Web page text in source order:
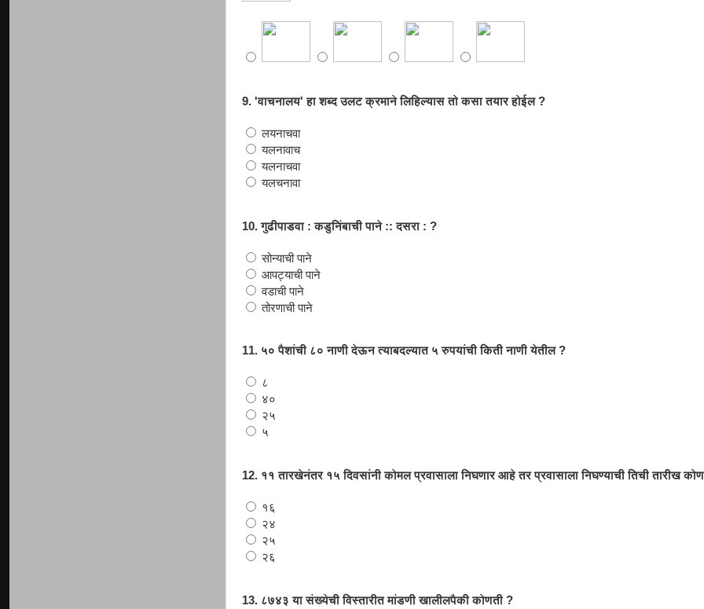
9. 'वाचनालय' हा शब्द उलट क्रमाने लिहिल्यास तो कसा तयार होईल ?
लयनाचवा
यलनावाच
यलनाचवा
यलचनावा
10. गुढीपाडवा : कडुनिंबाची पाने :: दसरा : ?
सोन्याची पाने
आपट्याची पाने
वडाची पाने
तोरणाची पाने
11. ५० पैशांची ८० नाणी देऊन त्याबदल्यात ५ रुपयांची किती नाणी येतील ?
८
४०
२५
५
12. ११ तारखेनंतर १५ दिवसांनी कोमल प्रवासाला निघणार आहे तर प्रवासाला निघण्याची तिची तारीख
१६
२४
२५
२६
13. ८७४३ या संख्येची विस्तारीत मांडणी खालीलपैकी कोणती ?